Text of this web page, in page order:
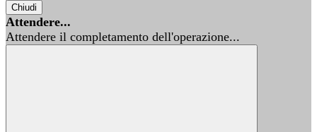
Chiudi
Attendere...
Attendere il completamento dell'operazione...